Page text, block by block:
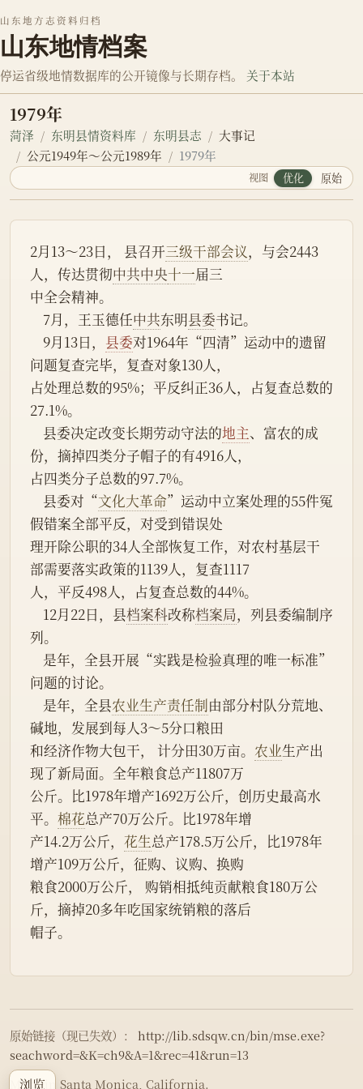
山东地方志资料归档
山东地情档案
停运省级地情数据库的公开镜像与长期存档。 关于本站
1979年
菏泽 东明县情资料库 东明县志
大事记
公元1949年～公元1989年
1979年
视图 优化 原始
浏览
2月13～23日， 县召开三级干部会议，与会2443
人，传达贯彻中共中央十一届三
中全会精神。
    7月，王玉德任
中共东明县委书记。
    9月13日，
县委对1964年“四清”运动中的遗留
问题复查完毕，复查对象130人，
占处理总数的95%；平反纠正36人，占复查总数的
27.1%。
    县委决定改变长期劳动守法的
地主、富农的成
份，摘掉四类分子帽子的有4916人，
占四类分子总数的97.7%。
    县委对“
文化大革命”运动中立案处理的55件冤
假错案全部平反，对受到错误处
理开除公职的34人全部恢复工作，对农村基层干
部需要落实政策的1139人，复查1117
人，平反498人，占复查总数的44%。
    12月22日，县
档案科改称档案局，列县委编制序
列。
问题的讨论。
    是年，全县
农业生产责任制由部分村队分荒地、
碱地，发展到每人3～5分口粮田
和经济作物大包干， 计分田30万亩。 农业生产出
现了新局面。全年粮食总产11807万
公斤。比1978年增产1692万公斤，创历史最高水
平。 棉花总产70万公斤。比1978年增
产14.2万公斤， 花生总产178.5万公斤，比1978年
增产109万公斤，征购、议购、换购
粮食2000万公斤， 购销相抵纯贡献粮食180万公
斤，摘掉20多年吃国家统销粮的落后
帽子。
原始链接（现已失效）：
http://lib.sdsqw.cn/bin/mse.exe?
seachword=&K=ch9&A=1&rec=41&run=13
Made in Santa Monica, California.